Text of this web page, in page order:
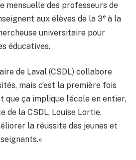
mensuelle des professeurs de
aux élèves de la 3e à la
universitaire pour
éducatives.
de Laval (CSDL) collabore
mais c’est la première fois
que ça implique l’école en entier,
de la CSDL, Louise Lortie.
la réussite des jeunes et